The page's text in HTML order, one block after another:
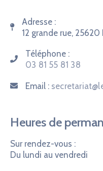
Adresse :
12 grande rue, 25620
Téléphone :
03 81 55 81 38
Email :
Heures de
Sur rendez-vous :
Du lundi au vendredi